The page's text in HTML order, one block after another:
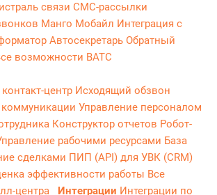
связи СМС-рассылки
Манго Мобайл Интеграция с
Автосекретарь Обратный
возможности ВАТС
центр Исходящий обзвон
Управление персоналом
Конструктор отчетов Робот-
рабочими ресурсами База
сделками ПИП (API) для УВК (CRM)
эффективности работы Все
центра
Интеграции Интеграции по